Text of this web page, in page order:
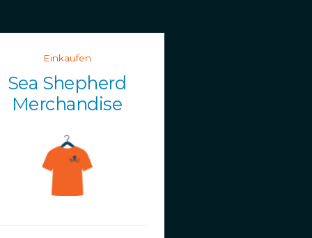
Einkaufen
Sea Shepherd
Merchandise